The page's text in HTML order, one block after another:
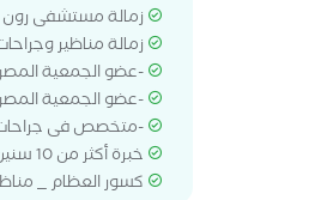
زمالة مستشفى رون
زمالة مناظير
-عضو الجمعية
-عضو الجمعية
-متخصص فى جراحات
خبرة أكثر من 10 سنين فى مجال جراحة العظام
كسور العظام _